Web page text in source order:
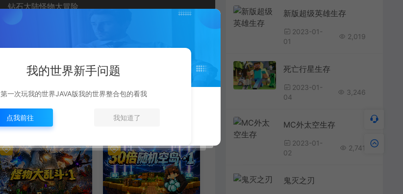
钻石大陆怪物大冒险
新版超级英雄生存
2023-01-
01
2,019
死亡行星生存
2023-01-
04
3,246
MC外太空生存
2023-01-
02
2,741
鬼灭之刃
我的世界新手问题
第一次玩我的世界JAVA版我的世界整合包的看我
点我前往 我知道了